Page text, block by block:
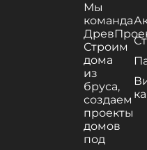
Мы
команда
Строим
дома
из
бруса,
создаем
проекты
домов
под